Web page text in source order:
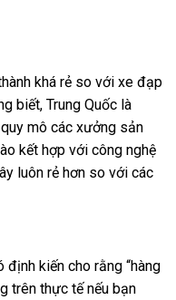
khá rẻ so với xe đạp
biết, Trung Quốc là
mô các xưởng sản
kết hợp với công nghệ
luôn rẻ hơn so với các
định kiến cho rằng “hàng
trên thực tế nếu bạn